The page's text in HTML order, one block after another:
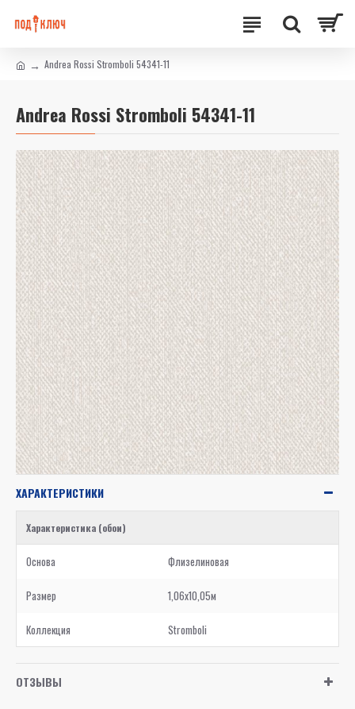
Andrea Rossi Stromboli 54341-11
Andrea Rossi Stromboli 54341-11
ХАРАКТЕРИСТИКИ
Характеристика (обои)
Основа Флизелиновая
Размер 1,06x10,05м
Коллекция Stromboli
ОТЗЫВЫ